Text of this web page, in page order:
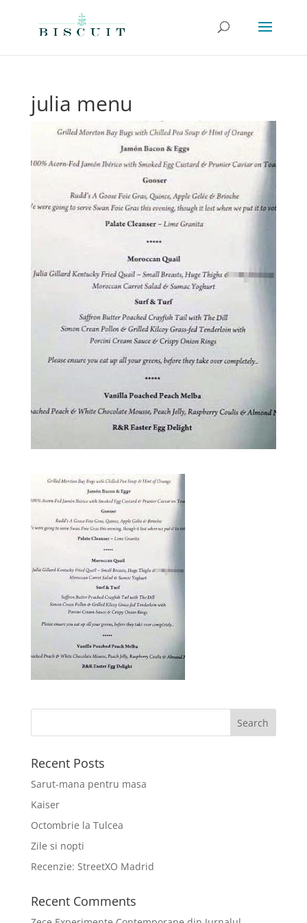
julia menu
Recent Posts
Sarut-mana pentru masa
Kaiser
Octombrie la Tulcea
Zile si nopti
Recenzie: StreetXO Madrid
Recent Comments